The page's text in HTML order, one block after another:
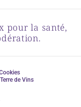
pour la santé,
de Vins